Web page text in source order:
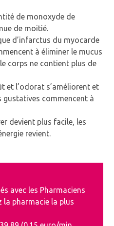
de monoxyde de
de moitié.
d’infarctus du myocarde
à éliminer le mucus
corps ne contient plus de
et l’odorat s’améliorent et
gustatives commencent à
devient plus facile, les
revient.
avec les Pharmaciens
la pharmacie la plus